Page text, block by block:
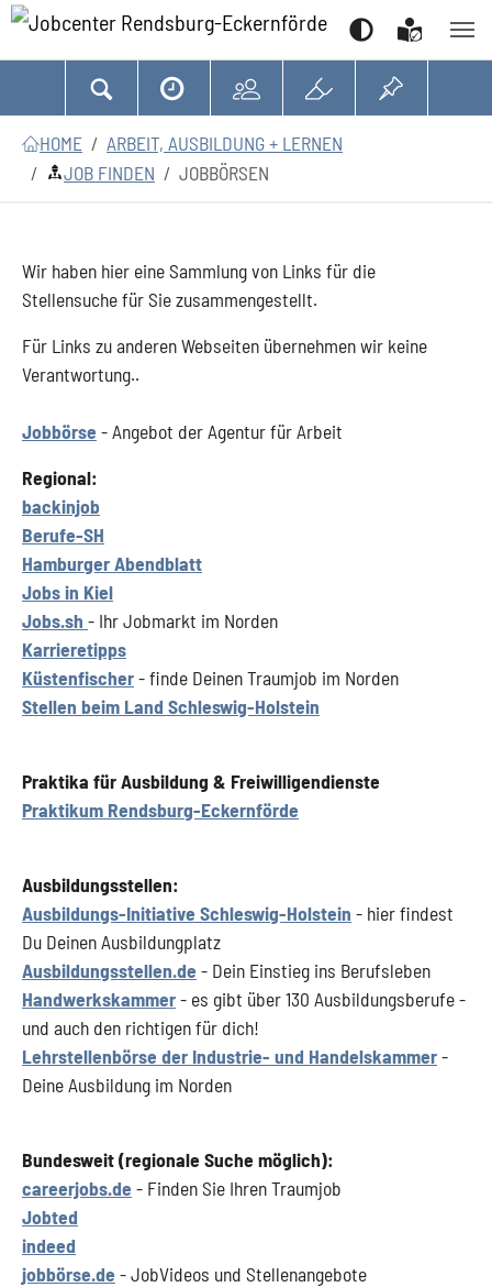
Suchen
HOME
ARBEIT, AUSBILDUNG + LERNEN
JOB FINDEN
JOBBÖRSEN
Wir haben hier eine Sammlung von Links für die
Stellensuche für Sie zusammengestellt.
Für Links zu anderen Webseiten übernehmen wir keine
Verantwortung..
Jobbörse - Angebot der Agentur für Arbeit
Regional:
backinjob
Berufe-SH
Hamburger Abendblatt
Jobs in Kiel
Jobs.sh - Ihr Jobmarkt im Norden
Karrieretipps
Küstenfischer- finde Deinen Traumjob im Norden
Stellen beim Land Schleswig-Holstein
Praktika für Ausbildung & Freiwilligendienste
Praktikum Rendsburg-Eckernförde
Ausbildungsstellen:
Ausbildungs-Initiative Schleswig-Holstein - hier findest
Du Deinen Ausbildungplatz
Ausbildungsstellen.de - Dein Einstieg ins Berufsleben
Handwerkskammer- es gibt über 130 Ausbildungsberufe -
und auch den richtigen für dich!
Lehrstellenbörse der Industrie- und Handelskammer-
Deine Ausbildung im Norden
Bundesweit (regionale Suche möglich):
careerjobs.de - Finden Sie Ihren Traumjob
Jobted
indeed
jobbörse.de - JobVideos und Stellenangebote